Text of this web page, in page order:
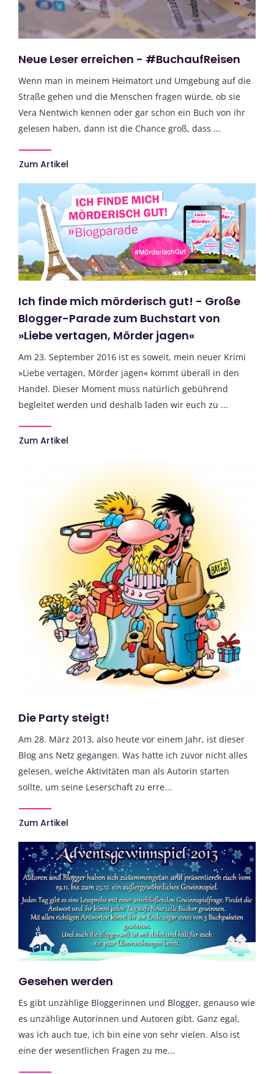
Neue Leser erreichen - #BuchaufReisen
Wenn man in meinem Heimatort und Umgebung auf die
Straße gehen und die Menschen fragen würde, ob sie
Vera Nentwich kennen oder gar schon ein Buch von ihr
gelesen haben, dann ist die Chance groß, dass ...
Zum Artikel
Ich finde mich mörderisch gut! - Große
Blogger-Parade zum Buchstart von
»Liebe vertagen, Mörder jagen«
Am 23. September 2016 ist es soweit, mein neuer Krimi
»Liebe vertagen, Mörder jagen« kommt überall in den
Handel. Dieser Moment muss natürlich gebührend
begleitet werden und deshalb laden wir euch zu ...
Zum Artikel
Die Party steigt!
Am 28. März 2013, also heute vor einem Jahr, ist dieser
Blog ans Netz gegangen. Was hatte ich zuvor nicht alles
gelesen, welche Aktivitäten man als Autorin starten
sollte, um seine Leserschaft zu erre...
Zum Artikel
Gesehen werden
Es gibt unzählige Bloggerinnen und Blogger, genauso wie
es unzählige Autorinnen und Autoren gibt. Ganz egal,
was ich auch tue, ich bin eine von sehr vielen. Also ist
eine der wesentlichen Fragen zu me...